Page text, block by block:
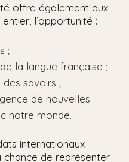
offre également aux
l’opportunité :
;
la langue française ;
savoirs ;
de nouvelles
notre monde.
internationaux
de représenter